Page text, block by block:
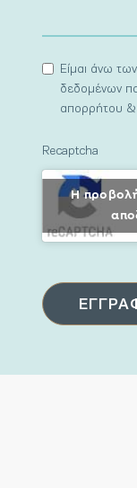
Είμαι άνω
δεδομένων
απορρήτου &
Recaptcha
Η προβολή